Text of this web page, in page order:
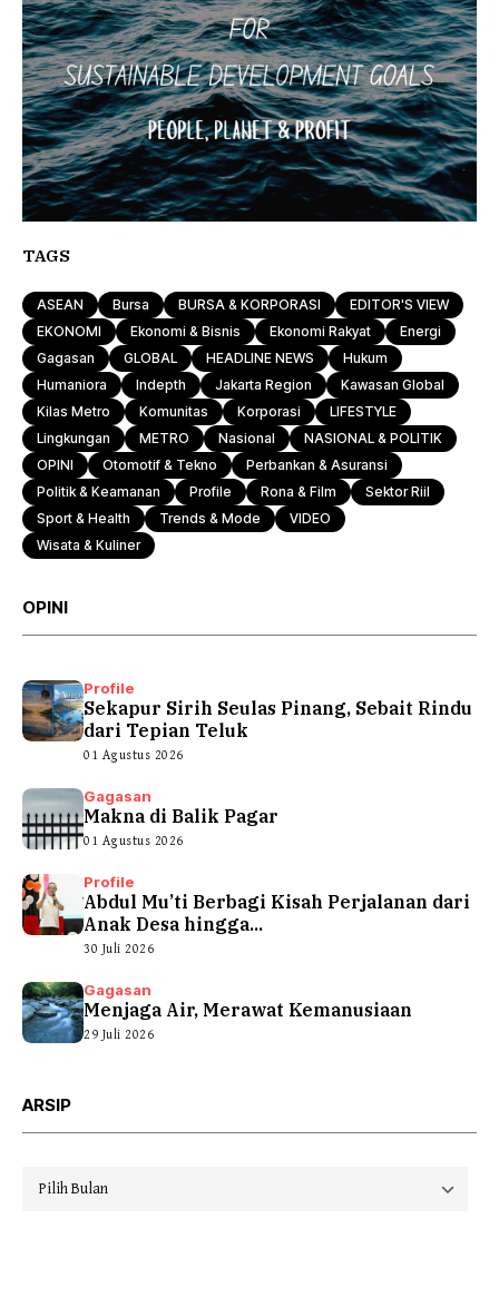
TAGS
ASEAN Bursa BURSA & KORPORASI
EDITOR'S VIEW
EKONOMI
Ekonomi & Bisnis Ekonomi Rakyat
Energi
Gagasan
GLOBAL HEADLINE NEWS
Hukum
Humaniora
Indepth Jakarta Region
Kawasan Global
Kilas Metro
Komunitas Korporasi
LIFESTYLE
Lingkungan
METRO Nasional
NASIONAL & POLITIK
OPINI
Otomotif & Tekno
Perbankan & Asuransi
Politik & Keamanan
Profile Rona & Film
Sektor Riil
Sport & Health
Trends & Mode
VIDEO
Wisata & Kuliner
OPINI
Profile
Sekapur Sirih Seulas Pinang, Sebait Rindu
dari Tepian Teluk
01 Agustus 2026
Gagasan
Makna di Balik Pagar
01 Agustus 2026
Profile
Abdul Mu’ti Berbagi Kisah Perjalanan dari
Anak Desa hingga...
30 Juli 2026
Gagasan
Menjaga Air, Merawat Kemanusiaan
29 Juli 2026
ARSIP
Arsip